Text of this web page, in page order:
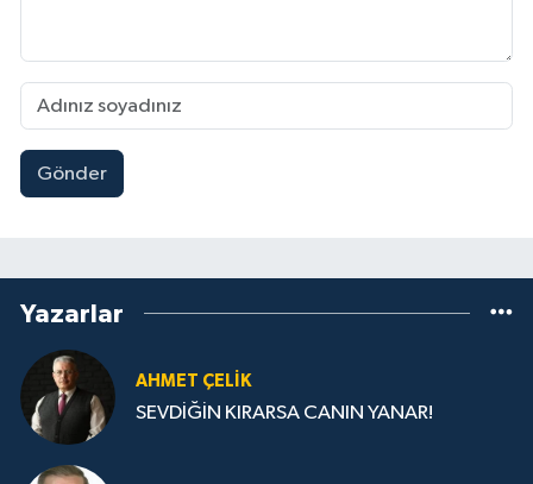
Gönder
Yazarlar
AHMET ÇELIK
SEVDİĞİN KIRARSA CANIN YANAR!